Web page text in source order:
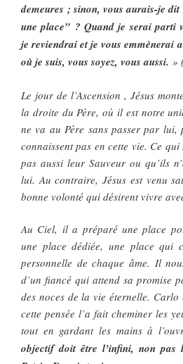
demeures ; sinon, vous aurais-je
une place” ? Quand je serai parti
je reviendrai et je vous emmènerai
où je suis, vous soyez, vous aussi. »
Le jour de l’Ascension , Jésus
la droite du Père, où il est notre
ne va au Père sans passer par lui,
connaissent pas en cette vie. Ce qui
pas aussi leur Sauveur ou qu’ils
lui. Au contraire, Jésus est venu
bonne volonté qui désirent vivre
Au Ciel, il a préparé une place
une place dédiée, une place qui
personnelle de chaque âme. Il
d’un fiancé qui attend sa promise
des noces de la vie éternelle.
cette pensée l’a fait cheminer les
tout en gardant les mains à
objectif doit être l’infini, non pas